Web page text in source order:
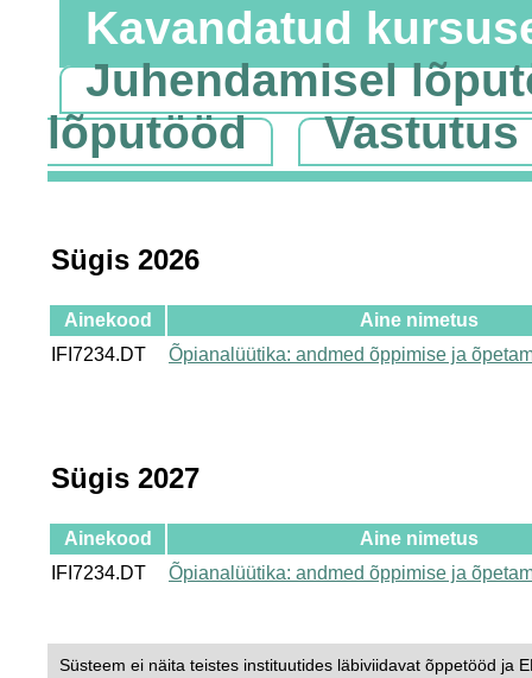
Kavandatud
Juhendamisel
lõputööd
Vastutus
Sügis 2026
Ainekood
Aine nimetus
IFI7234.DT
Õpianalüütika: andmed õppimise ja
Sügis 2027
Ainekood
Aine nimetus
IFI7234.DT
Õpianalüütika: andmed õppimise ja
Süsteem ei näita teistes instituutides läbiviidavat õppetööd ja